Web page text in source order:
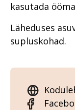
kasutada
Läheduses
supluskohad.